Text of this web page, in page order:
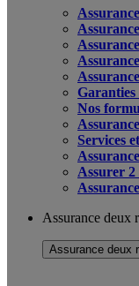
Garanties
Nos
Services
Assurer
Assurance deux
Assurance deux